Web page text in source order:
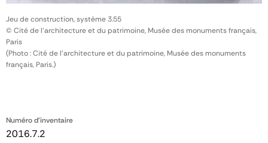
Numéro d'inventaire
2016.7.2
Jeu de construction, système 3.55
© Cité de l'architecture et du patrimoine, Musée des monuments français,
Paris
(Photo : Cité de l'architecture et du patrimoine, Musée des monuments
français, Paris.)